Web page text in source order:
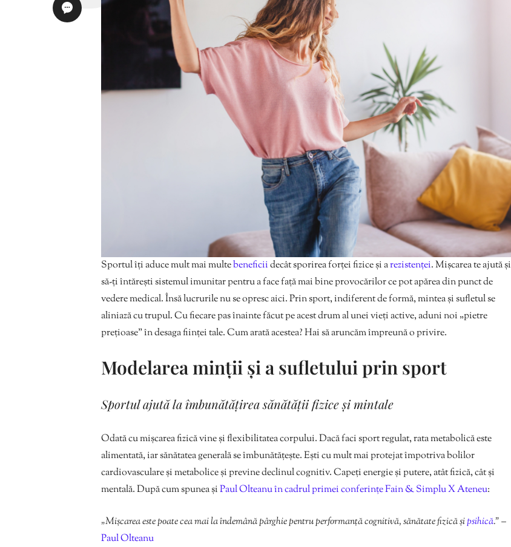
Sportul îți aduce mult mai multebeneficiidecât sporirea forței fizice și arezistenței. Mișcarea te ajută și
să-ți întărești sistemul imunitar pentru a face față mai bine provocărilor ce pot apărea din punct de
vedere medical. Însă lucrurile nu se opresc aici. Prin sport, indiferent de formă, mintea și sufletul se
aliniază cu trupul. Cu fiecare pas înainte făcut pe acest drum al unei vieți active, aduni noi „pietre
prețioase” în desaga ființei tale. Cum arată acestea? Hai să aruncăm împreună o privire.
Modelarea minții și a sufletului prin sport
Sportul ajută la îmbunătățirea sănătății fizice și mintale
Odată cu mișcarea fizică vine și flexibilitatea corpului. Dacă faci sport regulat, rata metabolică este
alimentată, iar sănătatea generală se îmbunătățește. Ești cu mult mai protejat împotriva bolilor
cardiovasculare și metabolice și previne declinul cognitiv. Capeți energie și putere, atât fizică, cât și
mentală. După cum spunea șiPaul Olteanu în cadrul primei conferințe Fain & Simplu X Ateneu:
„Mișcarea este poate cea mai la îndemână pârghie pentru performanță cognitivă, sănătate fizică șipsihică.”–
Paul Olteanu